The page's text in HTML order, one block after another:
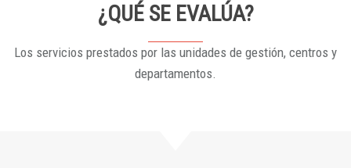
¿QUÉ SE EVALÚA?
Los servicios prestados por las unidades de gestión, centros y
departamentos.